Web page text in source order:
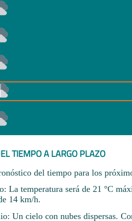
TIEMPO A LARGO PLAZO
del tiempo para los
La temperatura será de 21 °C
14 km/h.
Un cielo con nubes dispersas.